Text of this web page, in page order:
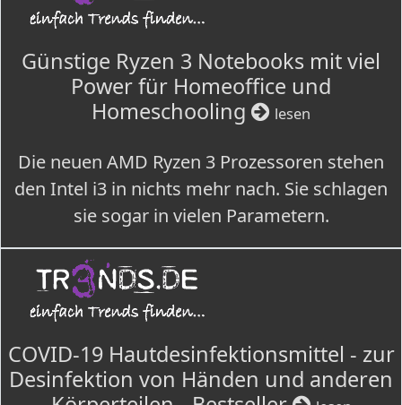
Günstige Ryzen 3 Notebooks mit viel
Power für Homeoffice und
Homeschooling
lesen
Die neuen AMD Ryzen 3 Prozessoren stehen
den Intel i3 in nichts mehr nach. Sie schlagen
sie sogar in vielen Parametern.
COVID-19 Hautdesinfektionsmittel - zur
Desinfektion von Händen und anderen